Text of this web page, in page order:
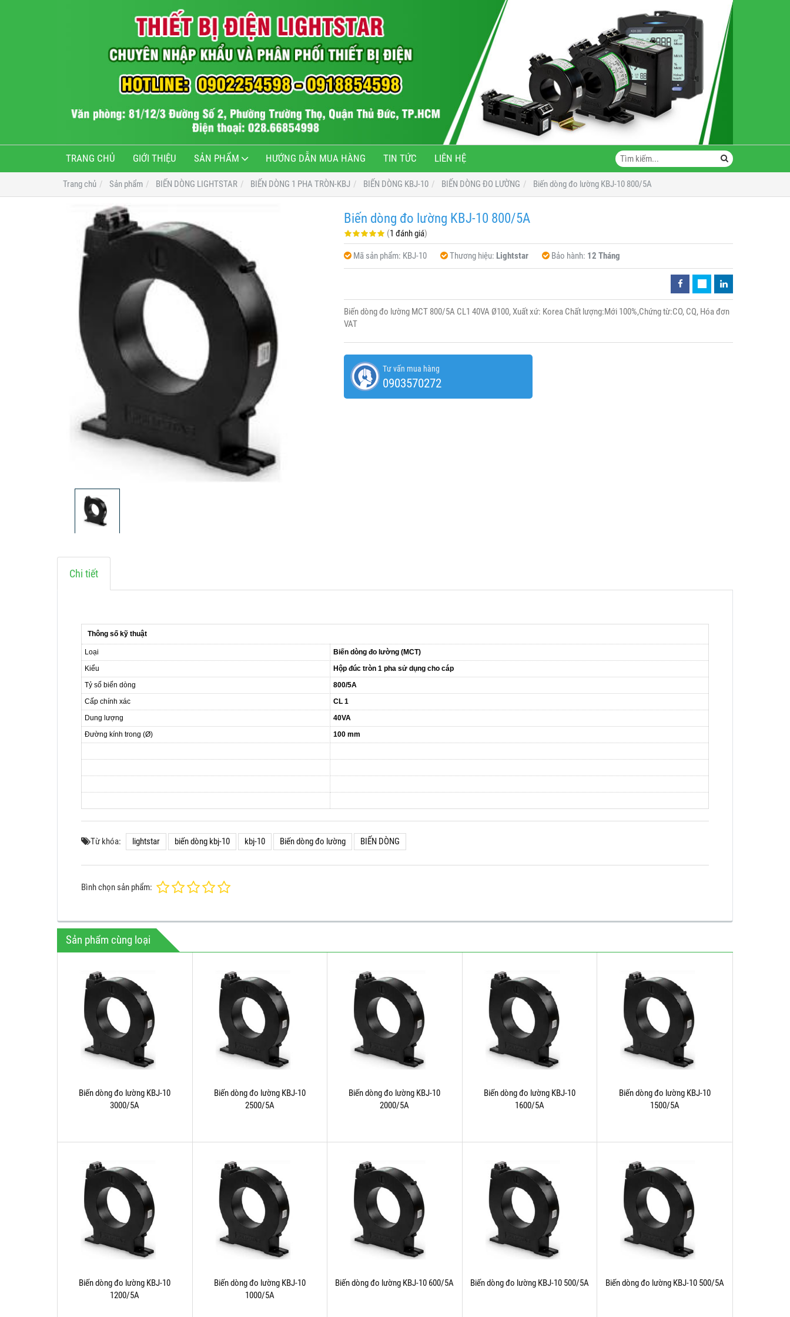
TRANG CHỦ GIỚI THIỆU SẢN PHẨM HƯỚNG DẪN MUA HÀNG TIN TỨC LIÊN HỆ
Trang chủ Sản phẩm BIẾN DÒNG LIGHTSTAR BIẾN DÒNG 1 PHA TRÒN-KBJ BIẾN DÒNG KBJ-10 BIẾN DÒNG ĐO LƯỜNG Biến dòng đo lường KBJ-10 800/5A
Biến dòng đo lường KBJ-10 800/5A
(1 đánh giá)
Mã sản phẩm: KBJ-10 Thương hiệu: Lightstar Bảo hành: 12 Tháng
Biến dòng đo lường MCT 800/5A CL1 40VA Ø100, Xuất xứ: Korea Chất lượng:Mới 100%,Chứng từ:CO, CQ, Hóa đơn
VAT
Tư vấn mua hàng
0903570272
Chi tiết
Thông số kỹ thuật
Loại
Biến dòng đo lường (MCT)
Kiểu
Hộp đúc tròn 1 pha sử dụng cho cáp
Tỷ số biến dòng
800/5A
Cấp chính xác
CL 1
Dung lượng
40VA
Đường kính trong (Ø)
100 mm
Từ khóa: lightstar biến dòng kbj-10 kbj-10 Biến dòng đo lường BIẾN DÒNG
Bình chọn sản phẩm:
Sản phẩm cùng loại
Biến dòng đo lường KBJ-10
3000/5A
Biến dòng đo lường KBJ-10
2500/5A
Biến dòng đo lường KBJ-10
2000/5A
Biến dòng đo lường KBJ-10
1600/5A
Biến dòng đo lường KBJ-10
1500/5A
Biến dòng đo lường KBJ-10
1200/5A
Biến dòng đo lường KBJ-10
1000/5A
Biến dòng đo lường KBJ-10 600/5A Biến dòng đo lường KBJ-10 500/5A Biến dòng đo lường KBJ-10 500/5A